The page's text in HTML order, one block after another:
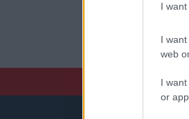
I
I
web
I
or